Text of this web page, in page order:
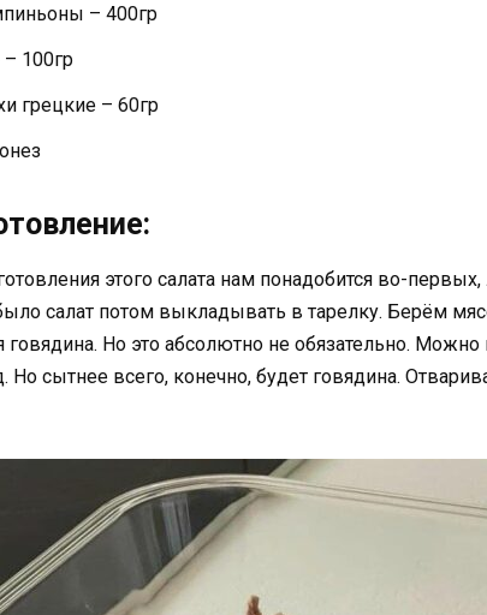
– 400гр
100гр
грецкие – 60гр
этого салата нам понадобится во-первых,
салат потом выкладывать в тарелку. Берём
говядина. Но это абсолютно не обязательно.
Но сытнее всего, конечно, будет говядина.